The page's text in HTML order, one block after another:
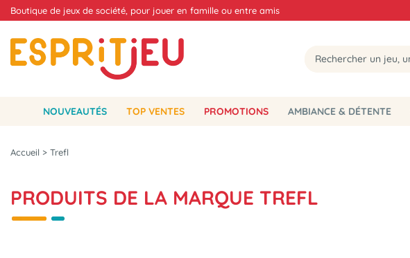
Boutique de jeux de société, pour jouer en famille ou entre amis
NOUVEAUTÉS TOP VENTES PROMOTIONS AMBIANCE & DÉTENTE
Accueil > Trefl
PRODUITS DE LA MARQUE TREFL